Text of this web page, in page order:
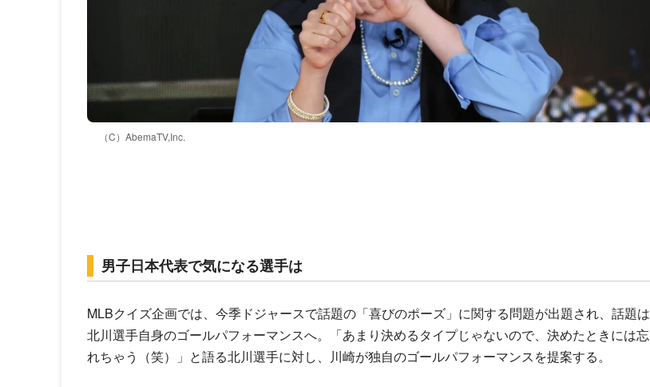
（C）AbemaTV,Inc.
男子日本代表で気になる選手は
MLBクイズ企画では、今季ドジャースで話題の「喜びのポーズ」に関する問題が出題され、話題は
北川選手自身のゴールパフォーマンスへ。「あまり決めるタイプじゃないので、決めたときには忘
れちゃう（笑）」と語る北川選手に対し、川崎が独自のゴールパフォーマンスを提案する。